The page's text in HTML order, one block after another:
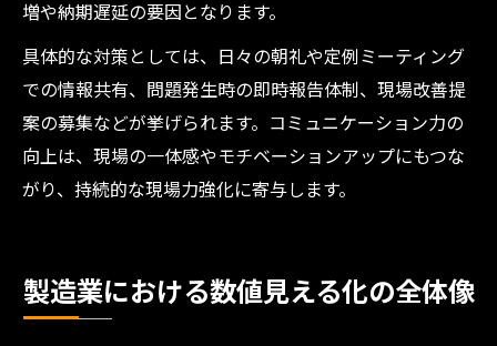
増や納期遅延の要因となります。
具体的な対策としては、日々の朝礼や定例ミーティング
での情報共有、問題発生時の即時報告体制、現場改善提
案の募集などが挙げられます。コミュニケーション力の
向上は、現場の一体感やモチベーションアップにもつな
がり、持続的な現場力強化に寄与します。
製造業における数値見える化の全体像